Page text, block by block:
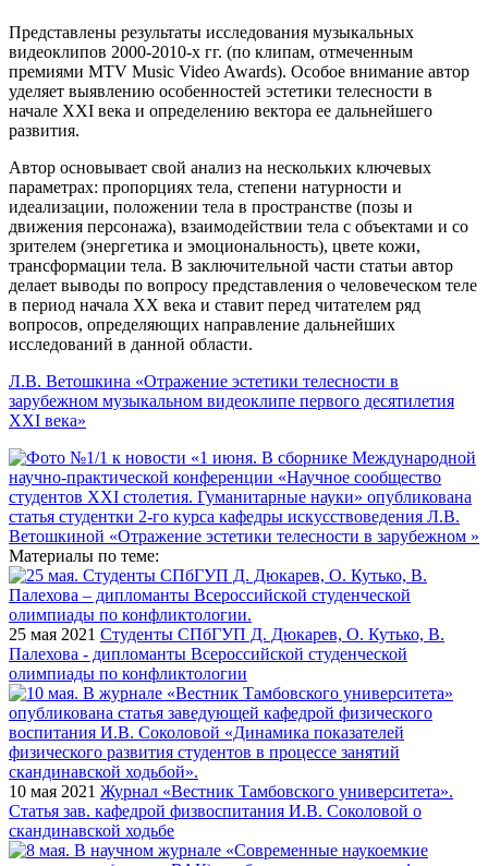
Представлены результаты исследования музыкальных
видеоклипов 2000-2010-х гг. (по клипам, отмеченным
премиями MTV Music Video Awards). Особое внимание автор
уделяет выявлению особенностей эстетики телесности в
начале XXI века и определению вектора ее дальнейшего
развития.
Автор основывает свой анализ на нескольких ключевых
параметрах: пропорциях тела, степени натурности и
идеализации, положении тела в пространстве (позы и
движения персонажа), взаимодействии тела с объектами и со
зрителем (энергетика и эмоциональность), цвете кожи,
трансформации тела. В заключительной части статьи автор
делает выводы по вопросу представления о человеческом теле
в период начала XX века и ставит перед читателем ряд
вопросов, определяющих направление дальнейших
исследований в данной области.
Л.В. Ветошкина «Отражение эстетики телесности в
зарубежном музыкальном видеоклипе первого десятилетия
XXI века»
Материалы по теме:
25 мая 2021 Студенты СПбГУП Д. Дюкарев, О. Кутько, В.
Палехова - дипломанты Всероссийской студенческой
олимпиады по конфликтологии
10 мая 2021 Журнал «Вестник Тамбовского университета».
Статья зав. кафедрой физвоспитания И.В. Соколовой о
скандинавской ходьбе